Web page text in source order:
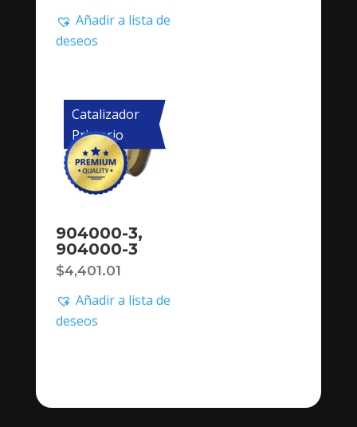
Añadir a lista de
deseos
Catalizador
Primario
904000-3,
904000-3
$4,401.01
Añadir a lista de
deseos